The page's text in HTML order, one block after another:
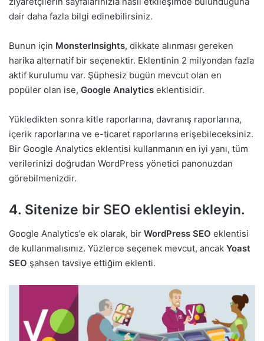
dair daha fazla bilgi edinebilirsiniz.
Bunun için MonsterInsights, dikkate alınması gereken
harika alternatif bir seçenektir. Eklentinin 2 milyondan fazla
aktif kurulumu var. Şüphesiz bugün mevcut olan en
popüler olan ise, Google Analytics eklentisidir.
Yükledikten sonra kitle raporlarına, davranış raporlarına,
içerik raporlarına ve e-ticaret raporlarına erişebileceksiniz.
Bir Google Analytics eklentisi kullanmanın en iyi yanı, tüm
verilerinizi doğrudan WordPress yönetici panonuzdan
görebilmenizdir.
4. Sitenize bir SEO eklentisi ekleyin.
Google Analytics’e ek olarak, bir WordPress SEO eklentisi
de kullanmalısınız. Yüzlerce seçenek mevcut, ancak Yoast
SEO şahsen tavsiye ettiğim eklenti.